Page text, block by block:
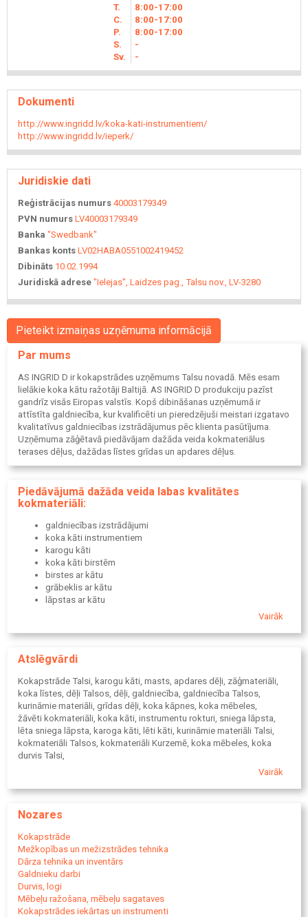
T.
8 00-17 00
C.
8 00-17 00
P.
8 00-17 00
S.
-
Sv.
-
Dokumenti
http://www.ingridd.lv/koka-kati-instrumentiem/
http://www.ingridd.lv/ieperk/
Juridiskie dati
Reģistrācijas numurs 40003179349
PVN numurs LV40003179349
Banka "Swedbank"
Bankas konts LV02HABA0551002419452
Dibināts 10.02.1994
Juridiskā adrese "Ielejas", Laidzes pag., Talsu nov., LV-3280
Pieteikt izmaiņas uzņēmuma informācijā
Par mums
AS INGRID D ir kokapstrādes uzņēmums Talsu novadā. Mēs esam
lielākie koka kātu ražotāji Baltijā. AS INGRID D produkciju pazīst
gandrīz visās Eiropas valstīs. Kopš dibināšanas uzņēmumā ir
attīstīta galdniecība, kur kvalificēti un pieredzējuši meistari izgatavo
kvalitatīvus galdniecības izstrādājumus pēc klienta pasūtījuma.
Uzņēmuma zāģētavā piedāvājam dažāda veida kokmateriālus
terases dēļus, dažādas līstes grīdas un apdares dēļus.
Piedāvājumā dažāda veida labas kvalitātes
kokmateriāli:
galdniecības izstrādājumi
koka kāti instrumentiem
karogu kāti
koka kāti birstēm
birstes ar kātu
grābeklis ar kātu
lāpstas ar kātu
terases dēļi
Vairāk
Atslēgvārdi
Kokapstrāde Talsi, karogu kāti, masts, apdares dēļi, zāģmateriāli,
koka līstes, dēļi Talsos, dēļi, galdniecība, galdniecība Talsos,
kurināmie materiāli, grīdas dēļi, koka kāpnes, koka mēbeles,
žāvēti kokmateriāli, koka kāti, instrumentu rokturi, sniega lāpsta,
lēta sniega lāpsta, karoga kāti, lēti kāti, kurināmie materiāli Talsi,
kokmateriāli Talsos, kokmateriāli Kurzemē, koka mēbeles, koka
durvis Talsi,
koka logi Talsi, iekšdurvis, koka kāpnes, apšuvuma dēļi, sniega
koka kāti Talsos. Kokapstrādes uzņēmums, fasādes apdares dēļi,
vagonkas dēļi, apšuvuma dēļi, ozola zāģmateriāli, oša zāģmateriāli,
Vairāk
Nozares
Kokapstrāde
Mežkopības un mežizstrādes tehnika
Dārza tehnika un inventārs
Galdnieku darbi
Durvis, logi
Mēbeļu ražošana, mēbeļu sagataves
Kokapstrādes iekārtas un instrumenti